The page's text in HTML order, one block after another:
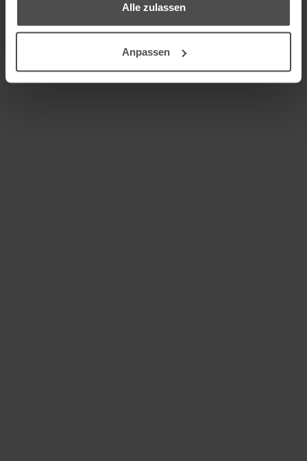
Alle zulassen
Anpassen